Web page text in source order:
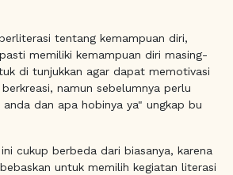
tentang kemampuan diri,
memiliki kemampuan diri masing-
di tunjukkan agar dapat memotivasi
namun sebelumnya perlu
dan apa hobinya ya" ungkap bu
cukup berbeda dari biasanya, karena
untuk memilih kegiatan literasi